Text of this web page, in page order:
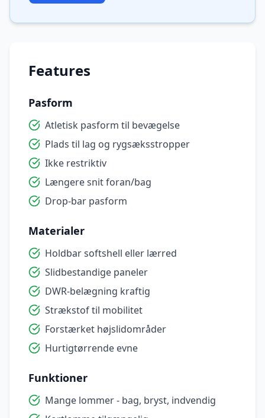
Features
Pasform
Atletisk pasform til bevægelse
Plads til lag og rygsæksstropper
Ikke restriktiv
Længere snit foran/bag
Drop-bar pasform
Materialer
Holdbar softshell eller lærred
Slidbestandige paneler
DWR-belægning kraftig
Strækstof til mobilitet
Forstærket højslidområder
Hurtigtørrende evne
Funktioner
Mange lommer - bag, bryst, indvendig